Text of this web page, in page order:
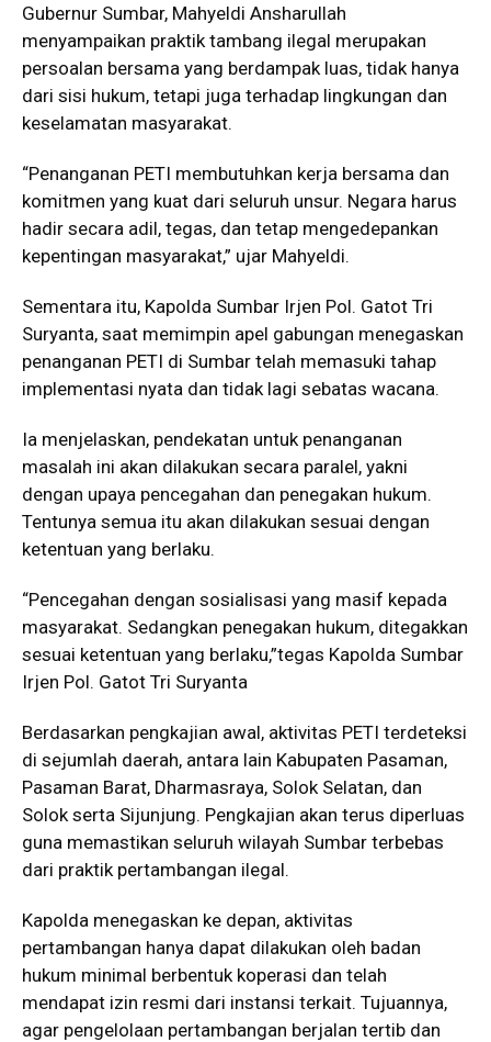
Gubernur Sumbar, Mahyeldi Ansharullah
menyampaikan praktik tambang ilegal merupakan
persoalan bersama yang berdampak luas, tidak hanya
dari sisi hukum, tetapi juga terhadap lingkungan dan
keselamatan masyarakat.
“Penanganan PETI membutuhkan kerja bersama dan
komitmen yang kuat dari seluruh unsur. Negara harus
hadir secara adil, tegas, dan tetap mengedepankan
kepentingan masyarakat,” ujar Mahyeldi.
Sementara itu, Kapolda Sumbar Irjen Pol. Gatot Tri
Suryanta, saat memimpin apel gabungan menegaskan
penanganan PETI di Sumbar telah memasuki tahap
implementasi nyata dan tidak lagi sebatas wacana.
Ia menjelaskan, pendekatan untuk penanganan
masalah ini akan dilakukan secara paralel, yakni
dengan upaya pencegahan dan penegakan hukum.
Tentunya semua itu akan dilakukan sesuai dengan
ketentuan yang berlaku.
“Pencegahan dengan sosialisasi yang masif kepada
masyarakat. Sedangkan penegakan hukum, ditegakkan
sesuai ketentuan yang berlaku,”tegas Kapolda Sumbar
Irjen Pol. Gatot Tri Suryanta
Berdasarkan pengkajian awal, aktivitas PETI terdeteksi
di sejumlah daerah, antara lain Kabupaten Pasaman,
Pasaman Barat, Dharmasraya, Solok Selatan, dan
Solok serta Sijunjung. Pengkajian akan terus diperluas
guna memastikan seluruh wilayah Sumbar terbebas
dari praktik pertambangan ilegal.
Kapolda menegaskan ke depan, aktivitas
pertambangan hanya dapat dilakukan oleh badan
hukum minimal berbentuk koperasi dan telah
mendapat izin resmi dari instansi terkait. Tujuannya,
agar pengelolaan pertambangan berjalan tertib dan